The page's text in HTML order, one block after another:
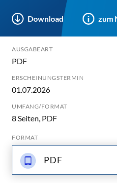
Download zum
AUSGABEART
PDF
ERSCHEINUNGSTERMIN
01.07.2026
UMFANG/FORMAT
8 Seiten, PDF
FORMAT
PDF